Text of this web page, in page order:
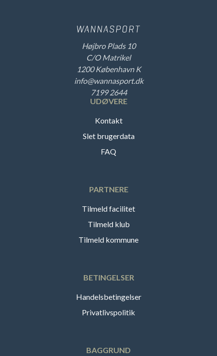
Højbro Plads 10
C/O Matrikel
1200 København K
info@wannasport.dk
7199 2644
UDØVERE
Kontakt
Slet brugerdata
FAQ
PARTNERE
Tilmeld facilitet
Tilmeld klub
Tilmeld kommune
BETINGELSER
Handelsbetingelser
Privatlivspolitik
BAGGRUND